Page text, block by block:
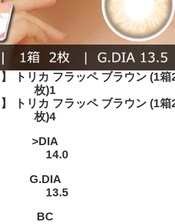
>DIA
14.0
G.DIA
13.5
BC